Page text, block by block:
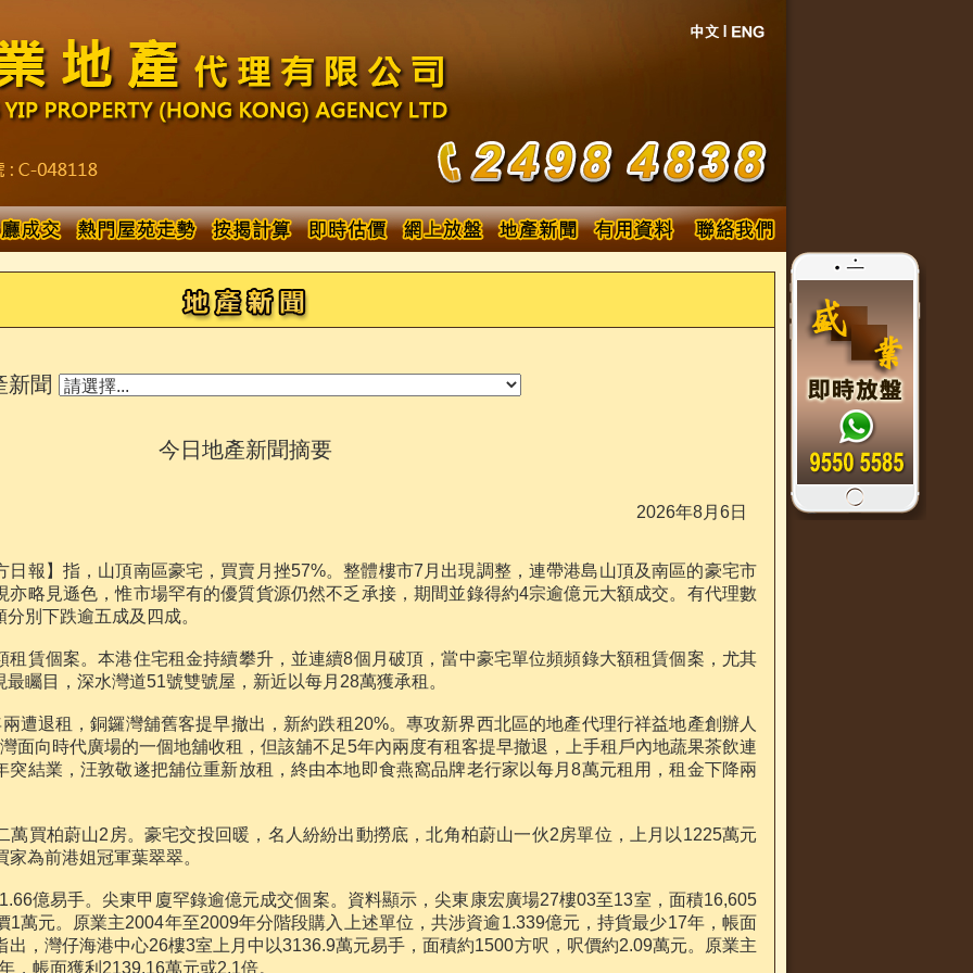
新聞
今日地產新聞摘要
2026年8月6日
日報】指，山頂南區豪宅，買賣月挫57%。整體樓市7月出現調整，連帶港島山頂及南區的豪宅市
亦略見遜色，惟市場罕有的優質貨源仍然不乏承接，期間並錄得約4宗逾億元大額成交。有代理數
別下跌逾五成及四成。
租賃個案。本港住宅租金持續攀升，並連續8個月破頂，當中豪宅單位頻頻錄大額租賃個案，尤其
矚目，深水灣道51號雙號屋，新近以每月28萬獲承租。
遭退租，銅鑼灣舖舊客提早撤出，新約跌租20%。專攻新界西北區的地產代理行祥益地產創辦人
面向時代廣場的一個地舖收租，但該舖不足5年內兩度有租客提早撤退，上手租戶內地蔬果茶飲連
突結業，汪敦敬遂把舖位重新放租，終由本地即食燕窩品牌老行家以每月8萬元租用，租金下降兩
萬買柏蔚山2房。豪宅交投回暖，名人紛紛出動撈底，北角柏蔚山一伙2房單位，上月以1225萬元
為前港姐冠軍葉翠翠。
億易手。尖東甲廈罕錄逾億元成交個案。資料顯示，尖東康宏廣場27樓03至13室，面積16,605
1萬元。原業主2004年至2009年分階段購入上述單位，共涉資逾1.339億元，持貨最少17年，帳面
，灣仔海港中心26樓3室上月中以3136.9萬元易手，面積約1500方呎，呎價約2.09萬元。原業主
，帳面獲利2139.16萬元或2.1倍。